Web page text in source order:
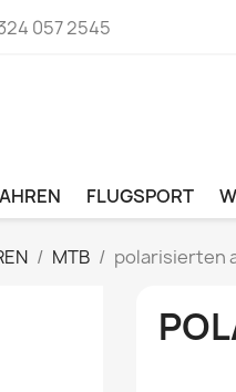
057 2545
FLUGSPORT
MTB polarisierten